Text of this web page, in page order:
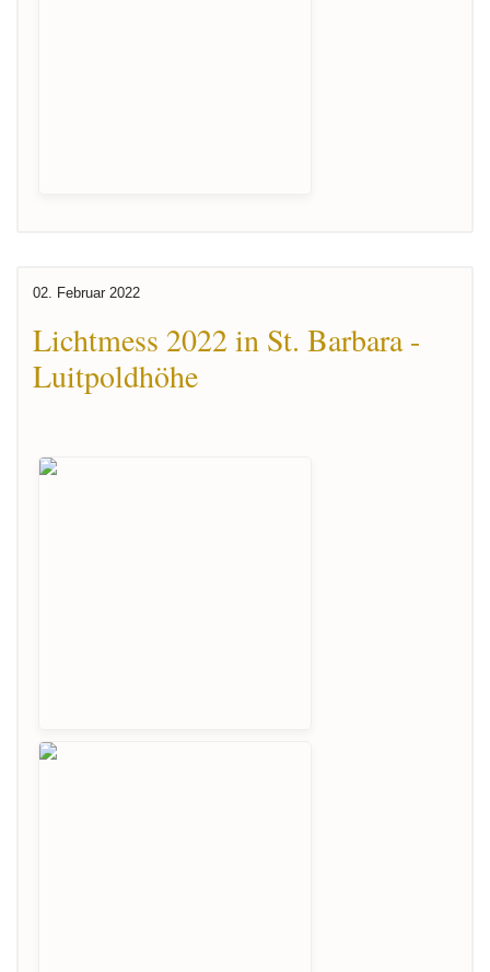
02. Februar 2022
Lichtmess 2022 in St. Barbara -
Luitpoldhöhe